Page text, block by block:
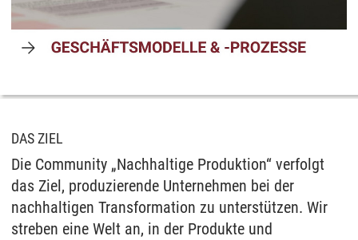
DAS ZIEL
Die Community „Nachhaltige Produktion“ verfolgt
das Ziel, produzierende Unternehmen bei der
nachhaltigen Transformation zu unterstützen. Wir
streben eine Welt an, in der Produkte und